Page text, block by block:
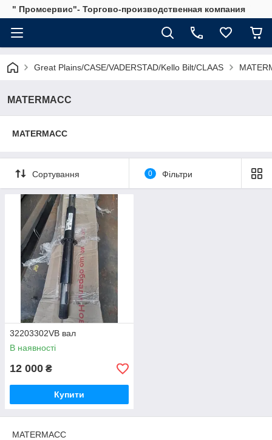
" Промсервис"- Торгово-производственная компания
Great Plains/CASE/VADERSTAD/Kello Bilt/CLAAS
MATERMACC
MATERMACC
Сортування 0 Фільтри
32203302VB вал
В наявності
12 000 ₴
Купити
MATERMACC